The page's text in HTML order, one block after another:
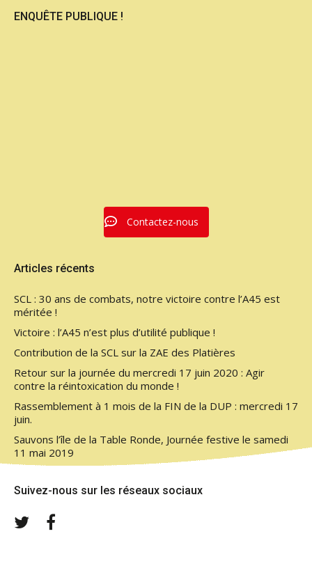
ENQUÊTE PUBLIQUE !
Contactez-nous
Articles récents
SCL : 30 ans de combats, notre victoire contre l’A45 est
méritée !
Victoire : l’A45 n’est plus d’utilité publique !
Contribution de la SCL sur la ZAE des Platières
Retour sur la journée du mercredi 17 juin 2020 : Agir
contre la réintoxication du monde !
Rassemblement à 1 mois de la FIN de la DUP : mercredi 17
juin.
Sauvons l’île de la Table Ronde, Journée festive le samedi
11 mai 2019
Suivez-nous sur les réseaux sociaux
Twitter